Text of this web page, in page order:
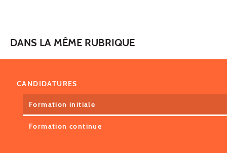
DANS LA MÊME RUBRIQUE
CANDIDATURES
Formation initiale
Formation continue